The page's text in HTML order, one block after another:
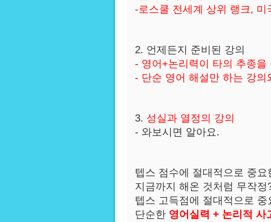
-로스쿨 전세계 상위 랭크,
2. 언제든지 준비된 강의
- 영어+논리력이 타의 추종을
- 단순 영어 해설만 하는 강의
3. 성실과 열정의 강의
- 와보시면 알아요.
텝스 점수에 절대적으로 중요
지금까지 해온 것처럼 무작
텝스 고득점에 절대적으로 중
단순한 영어실력 + 논리적 사